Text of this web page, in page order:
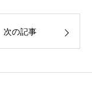
次の記事